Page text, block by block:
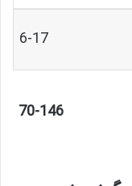
6-17
70-146